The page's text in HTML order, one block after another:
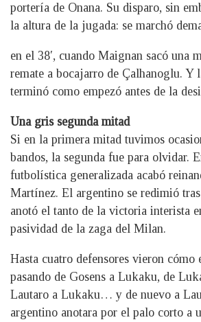
portería de Onana. Su disparo, sin
la altura de la jugada: se marchó
en el 38′, cuando Maignan sacó una
remate a bocajarro de Çalhanoglu. Y
terminó como empezó antes de la
Una gris segunda mitad
Si en la primera mitad tuvimos
bandos, la segunda fue para olvidar.
futbolística generalizada acabó
Martínez. El argentino se redimió
anotó el tanto de la victoria interista
pasividad de la zaga del Milan.
Hasta cuatro defensores vieron cómo
pasando de Gosens a Lukaku, de
Lautaro a Lukaku… y de nuevo a
argentino anotara por el palo corto a